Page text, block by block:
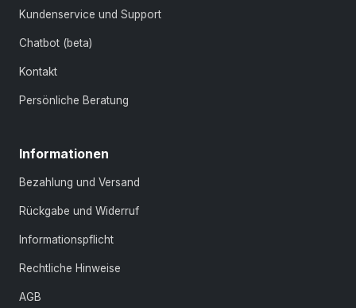
Kundenservice und Support
Chatbot (beta)
Kontakt
Persönliche Beratung
Informationen
Bezahlung und Versand
Rückgabe und Widerruf
Informationspflicht
Rechtliche Hinweise
AGB